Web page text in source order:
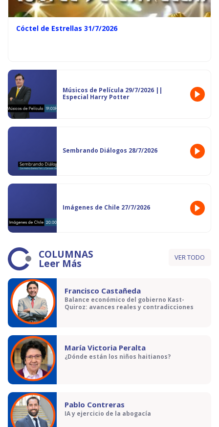
Cóctel de Estrellas 31/7/2026
Músicos de Película 29/7/2026 ||
Especial Harry Potter
Sembrando Diálogos 28/7/2026
Imágenes de Chile 27/7/2026
COLUMNAS
Leer Más VER TODO
Francisco Castañeda
Balance económico del gobierno Kast-
Quiroz: avances reales y contradicciones
María Victoria Peralta
¿Dónde están los niños haitianos?
Pablo Contreras
IA y ejercicio de la abogacía